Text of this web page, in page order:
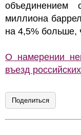
объединением
миллиона
на 4,5% больше,
О намерении
въезд
Поделиться